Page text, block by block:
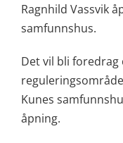
Ragnhild Vassvik
samfunnshus.
Det vil bli foredrag
Kunes
åpning.